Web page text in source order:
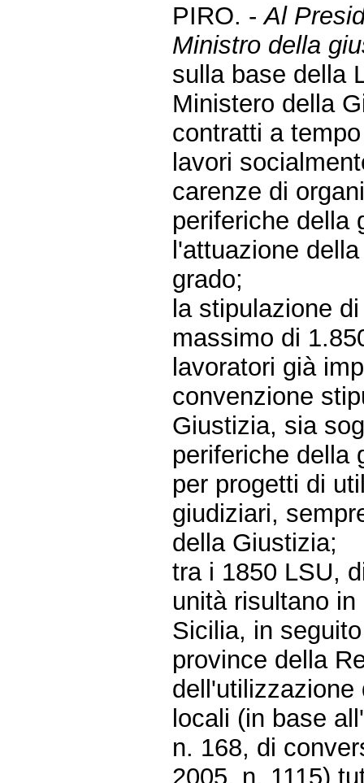
PIRO. -Al
Ministro della
sulla base della
Ministero della
contratti a
lavori
carenze di
periferiche della
l'attuazione
grado;
la stipulazione
massimo di
lavoratori già
convenzione
Giustizia, sia
periferiche della
per progetti di
giudiziari,
della Giustizia;
tra i 1850 LSU,
unità risultano
Sicilia, in
province della
locali (in base
n. 168, di
2005, n. 1115)